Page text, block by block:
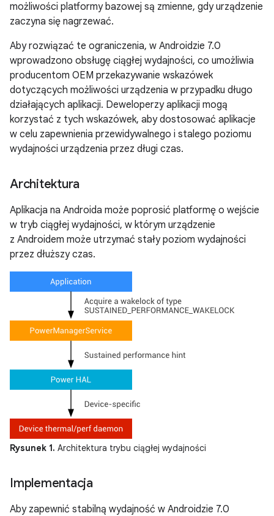
możliwości platformy bazowej są zmienne, gdy urządzenie
zaczyna się nagrzewać.
Aby rozwiązać te ograniczenia, w Androidzie 7.0
wprowadzono obsługę ciągłej wydajności, co umożliwia
producentom OEM przekazywanie wskazówek
dotyczących możliwości urządzenia w przypadku długo
działających aplikacji. Deweloperzy aplikacji mogą
korzystać z tych wskazówek, aby dostosować aplikacje
w celu zapewnienia przewidywalnego i stalego poziomu
wydajności urządzenia przez długi czas.
Architektura
Aplikacja na Androida może poprosić platformę o wejście
w tryb ciągłej wydajności, w którym urządzenie
z Androidem może utrzymać stały poziom wydajności
przez dłuższy czas.
Rysunek 1. Architektura trybu ciągłej wydajności
Implementacja
Aby zapewnić stabilną wydajność w Androidzie 7.0